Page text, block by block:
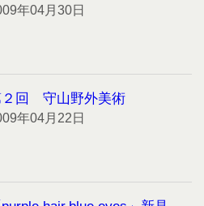
年04月30日
２回 守山野外美術
年04月22日